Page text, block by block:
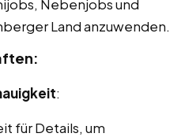
Nebenjobs und
Land anzuwenden.
:
für Details, um